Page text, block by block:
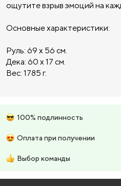
ощутите взрыв эмоций на
Основные характеристики:
Руль: 69 x 56 см.
Дека: 60 x 17 см.
Вес: 1785 г.
100% подлинность
Оплата при получении
Выбор команды